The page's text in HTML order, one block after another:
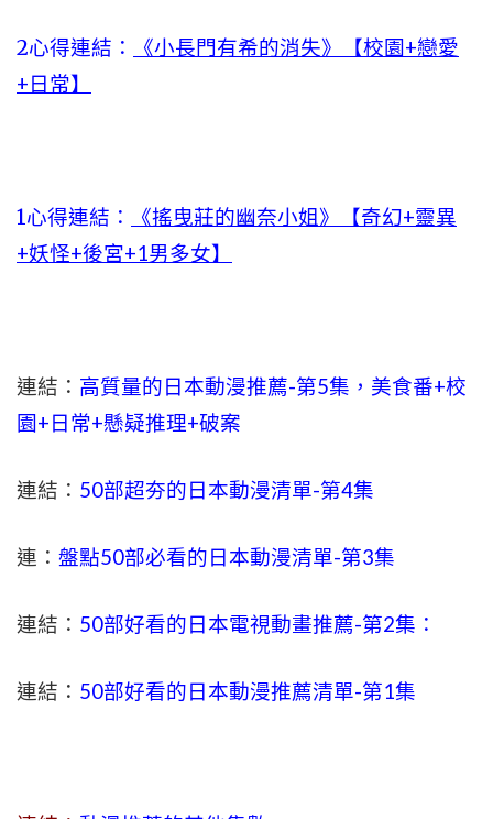
2心得連結：
《小長門有希的消失》【校園+戀愛
+日常】
1心得連結：
《搖曳莊的幽奈小姐》【奇幻+靈異
+妖怪+後宮+1男多女】
連結： 高質量的日本動漫推薦-第5集，美食番+校
園+日常+懸疑推理+破案
連結： 50部超夯的日本動漫清單-第4集
連： 盤點50部必看的日本動漫清單-第3集
連結： 50部好看的日本電視動畫推薦-第2集：
連結： 50部好看的日本動漫推薦清單-第1集